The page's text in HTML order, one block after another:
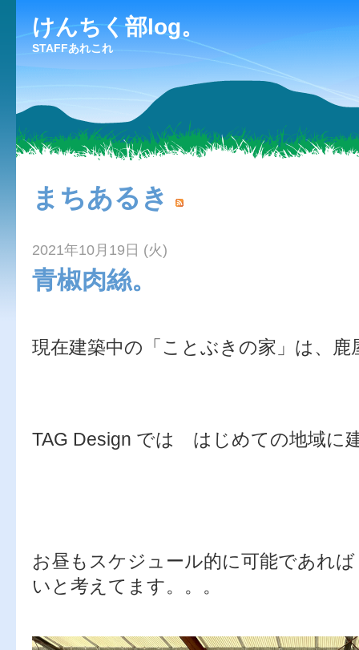
けんちく部log。
STAFFあれこれ
まちあるき
2021年10月19日 (火)
青椒肉絲。
現在建築中の「ことぶきの家」は、
TAG Design では はじめての地域に
お昼もスケジュール的に可能であれ
いと考えてます。。。